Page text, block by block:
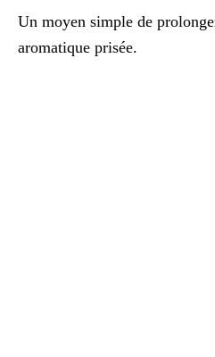
Un moyen simple de
aromatique prisée.